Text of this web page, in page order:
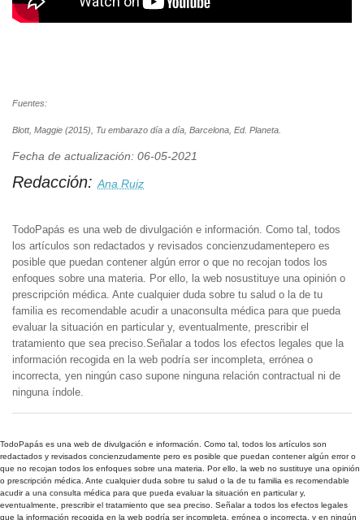
Fuentes:
Blott, Maggie (2015), Tu embarazo día a día, Barcelona, Ed. Planeta.
Fecha de actualización: 06-05-2021
Redacción: Ana Ruiz
TodoPapás es una web de divulgación e información. Como tal, todos
los artículos son redactados y revisados concienzudamentepero es
posible que puedan contener algún error o que no recojan todos los
enfoques sobre una materia. Por ello, la web nosustituye una opinión o
prescripción médica. Ante cualquier duda sobre tu salud o la de tu
familia es recomendable acudir a unaconsulta médica para que pueda
evaluar la situación en particular y, eventualmente, prescribir el
tratamiento que sea preciso.Señalar a todos los efectos legales que la
información recogida en la web podría ser incompleta, errónea o
incorrecta, yen ningún caso supone ninguna relación contractual ni de
ninguna índole.
TodoPapás es una web de divulgación e información. Como tal, todos los artículos son
redactados y revisados concienzudamente pero es posible que puedan contener algún error o
que no recojan todos los enfoques sobre una materia. Por ello, la web no sustituye una opinión
o prescripción médica. Ante cualquier duda sobre tu salud o la de tu familia es recomendable
acudir a una consulta médica para que pueda evaluar la situación en particular y,
eventualmente, prescribir el tratamiento que sea preciso. Señalar a todos los efectos legales
que la información recogida en la web podría ser incompleta, errónea o incorrecta, y en ningún